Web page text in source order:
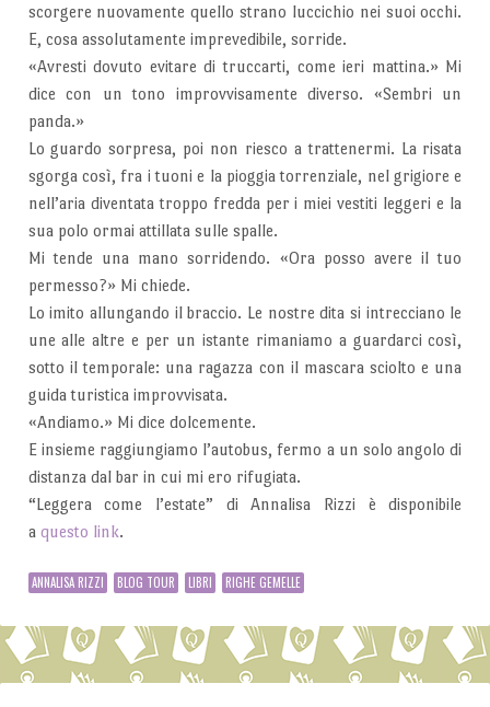
scorgere nuovamente quello strano luccichio nei suoi occhi.
E, cosa assolutamente imprevedibile, sorride.
«Avresti dovuto evitare di truccarti, come ieri mattina.» Mi
dice con un tono improvvisamente diverso. «Sembri un
panda.»
Lo guardo sorpresa, poi non riesco a trattenermi. La risata
sgorga così, fra i tuoni e la pioggia torrenziale, nel grigiore e
nell’aria diventata troppo fredda per i miei vestiti leggeri e la
sua polo ormai attillata sulle spalle.
Mi tende una mano sorridendo. «Ora posso avere il tuo
permesso?» Mi chiede.
Lo imito allungando il braccio. Le nostre dita si intrecciano le
une alle altre e per un istante rimaniamo a guardarci così,
sotto il temporale: una ragazza con il mascara sciolto e una
guida turistica improvvisata.
«Andiamo.» Mi dice dolcemente.
E insieme raggiungiamo l’autobus, fermo a un solo angolo di
distanza dal bar in cui mi ero rifugiata.
“Leggera come l’estate” di Annalisa Rizzi è disponibile
a questo link.
ANNALISA RIZZI BLOG TOUR LIBRI RIGHE GEMELLE